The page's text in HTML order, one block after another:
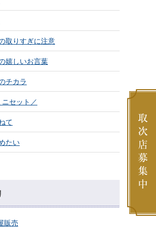
取りすぎに注意
嬉しいお言葉
チカラ
セット／
て
たい
販売